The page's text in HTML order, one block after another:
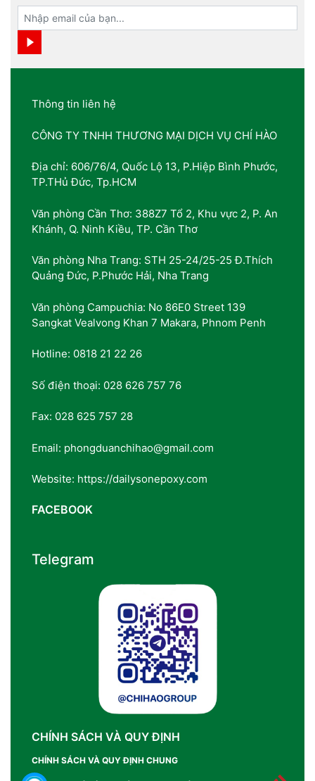
Thông tin liên hệ
CÔNG TY TNHH THƯƠNG MẠI DỊCH VỤ CHÍ HÀO
Địa chỉ: 606/76/4, Quốc Lộ 13, P.Hiệp Bình Phước,
TP.THủ Đức, Tp.HCM
Văn phòng Cần Thơ: 388Z7 Tổ 2, Khu vực 2, P. An
Khánh, Q. Ninh Kiều, TP. Cần Thơ
Văn phòng Nha Trang: STH 25-24/25-25 Đ.Thích
Quảng Đức, P.Phước Hải, Nha Trang
Văn phòng Campuchia: No 86E0 Street 139
Sangkat Vealvong Khan 7 Makara, Phnom Penh
Hotline: 0818 21 22 26
Số điện thoại: 028 626 757 76
Fax: 028 625 757 28
Email: phongduanchihao@gmail.com
Website: https://dailysonepoxy.com
FACEBOOK
Telegram
CHÍNH SÁCH VÀ QUY ĐỊNH
CHÍNH SÁCH VÀ QUY ĐỊNH CHUNG